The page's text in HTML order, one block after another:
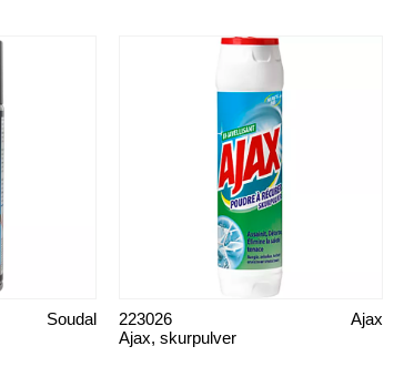
Soudal
Ajax, skurpulver
Ajax
223026